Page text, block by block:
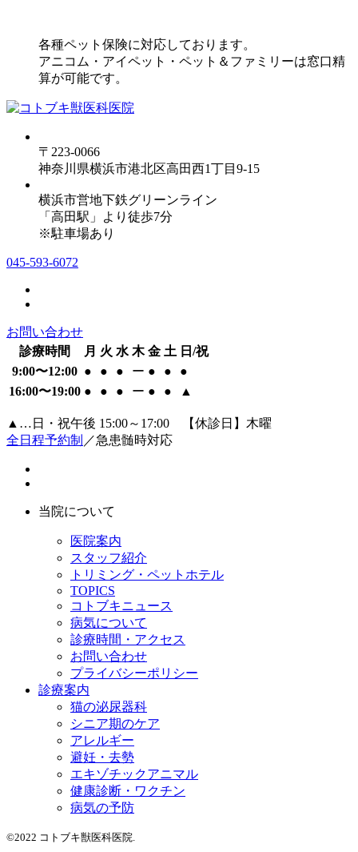
各種ペット保険に対応しております。
アニコム・アイペット・ペット＆ファミリーは窓口精
算が可能です。
〒223-0066
神奈川県横浜市港北区高田西1丁目9-15
横浜市営地下鉄グリーンライン
「高田駅」より徒歩7分
※駐車場あり
045-593-6072
お問い合わせ
診療時間
月 火 水 木 金 土 日/祝
9:00〜12:00 ● ● ● ー ● ●
●
16:00〜19:00 ● ● ● ー ● ● ▲
▲…日・祝午後 15:00～17:00 【休診日】木曜
全日程予約制 ／急患髄時対応
当院について
医院案内
スタッフ紹介
トリミング・ペットホテル
TOPICS
コトブキニュース
病気について
診療時間・アクセス
お問い合わせ
プライバシーポリシー
診療案内
猫の泌尿器科
シニア期のケア
アレルギー
避妊・去勢
エキゾチックアニマル
健康診断・ワクチン
病気の予防
©2022 コトブキ獣医科医院.